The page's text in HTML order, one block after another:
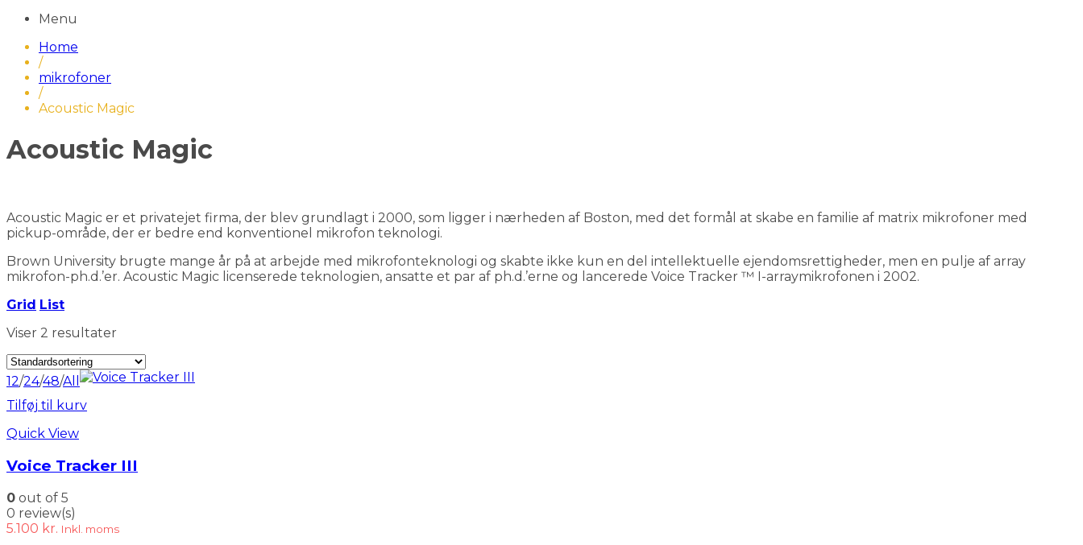
Menu
Home
/
mikrofoner
/
Acoustic Magic
Acoustic Magic
Acoustic Magic er et privatejet firma, der blev grundlagt i 2000, som ligger i nærheden af Boston, med det formål at skabe en familie af matrix mikrofoner med
pickup-område, der er bedre end konventionel mikrofon teknologi.
Brown University brugte mange år på at arbejde med mikrofonteknologi og skabte ikke kun en del intellektuelle ejendomsrettigheder, men en pulje af array
mikrofon-ph.d.’er. Acoustic Magic licenserede teknologien, ansatte et par af ph.d.’erne og lancerede Voice Tracker ™ I-arraymikrofonen i 2002.
Grid List
Viser 2 resultater
12/24/48/All
Tilføj til kurv
Quick View
Voice Tracker III
0 out of 5
0 review(s)
5.100 kr. Inkl. moms